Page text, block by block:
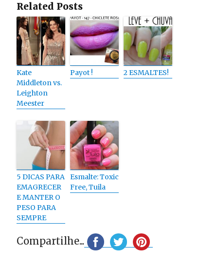
Related Posts
Kate
Middleton vs.
Leighton
Meester
Payot ! 2 ESMALTES!
5 DICAS PARA
EMAGRECER
E MANTER O
PESO PARA
SEMPRE
Esmalte: Toxic
Free, Tuila
Compartilhe...